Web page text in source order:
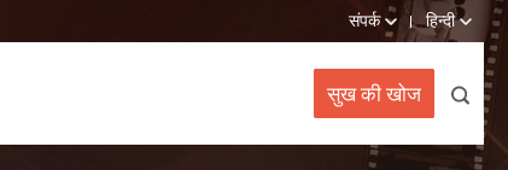
संपर्क हिन्दी
सुख की खोज